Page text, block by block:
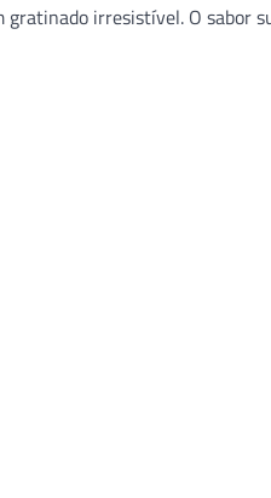
irresistível. O sabor